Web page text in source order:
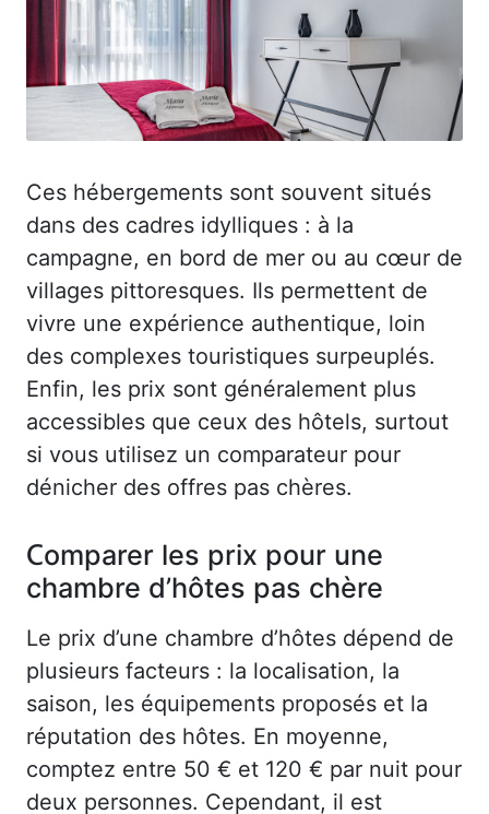
Ces hébergements sont souvent situés
dans des cadres idylliques : à la
campagne, en bord de mer ou au cœur de
villages pittoresques. Ils permettent de
vivre une expérience authentique, loin
des complexes touristiques surpeuplés.
Enfin, les prix sont généralement plus
accessibles que ceux des hôtels, surtout
si vous utilisez un comparateur pour
dénicher des offres pas chères.
Comparer les prix pour une
chambre d’hôtes pas chère
Le prix d’une chambre d’hôtes dépend de
plusieurs facteurs : la localisation, la
saison, les équipements proposés et la
réputation des hôtes. En moyenne,
comptez entre 50 € et 120 € par nuit pour
deux personnes. Cependant, il est